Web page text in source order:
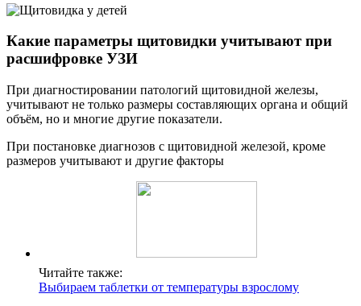
Какие параметры щитовидки учитывают при
расшифровке УЗИ
При диагностировании патологий щитовидной железы,
учитывают не только размеры составляющих органа и общий
объём, но и многие другие показатели.
При постановке диагнозов с щитовидной железой, кроме
размеров учитывают и другие факторы
Читайте также:
Выбираем таблетки от температуры взрослому